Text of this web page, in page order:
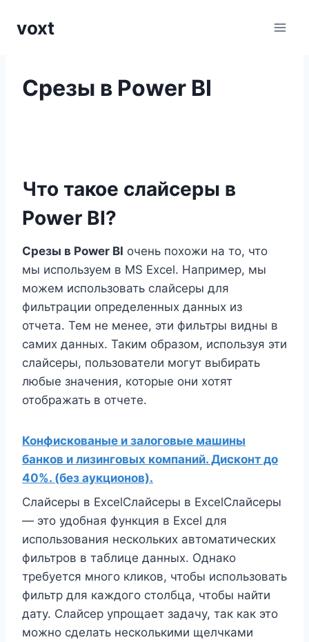
voxt
Срезы в Power BI
Что такое слайсеры в
Power BI?
Срезы в Power BI очень похожи на то, что
мы используем в MS Excel. Например, мы
можем использовать слайсеры для
фильтрации определенных данных из
отчета. Тем не менее, эти фильтры видны в
самих данных. Таким образом, используя эти
слайсеры, пользователи могут выбирать
любые значения, которые они хотят
отображать в отчете.
Конфискованые и залоговые машины
банков и лизинговых компаний. Дисконт до
40%. (без аукционов).
Слайсеры в ExcelСлайсеры в ExcelСлайсеры
— это удобная функция в Excel для
использования нескольких автоматических
фильтров в таблице данных. Однако
требуется много кликов, чтобы использовать
фильтр для каждого столбца, чтобы найти
дату. Слайсер упрощает задачу, так как это
можно сделать несколькими щелчками